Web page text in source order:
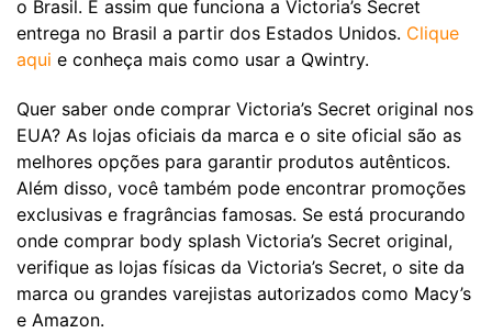
o Brasil. É assim que funciona a Victoria’s Secret
entrega no Brasil a partir dos Estados Unidos. Clique
aqui e conheça mais como usar a Qwintry.
Quer saber onde comprar Victoria’s Secret original nos
EUA? As lojas oficiais da marca e o site oficial são as
melhores opções para garantir produtos autênticos.
Além disso, você também pode encontrar promoções
exclusivas e fragrâncias famosas. Se está procurando
onde comprar body splash Victoria’s Secret original,
verifique as lojas físicas da Victoria’s Secret, o site da
marca ou grandes varejistas autorizados como Macy’s
e Amazon.